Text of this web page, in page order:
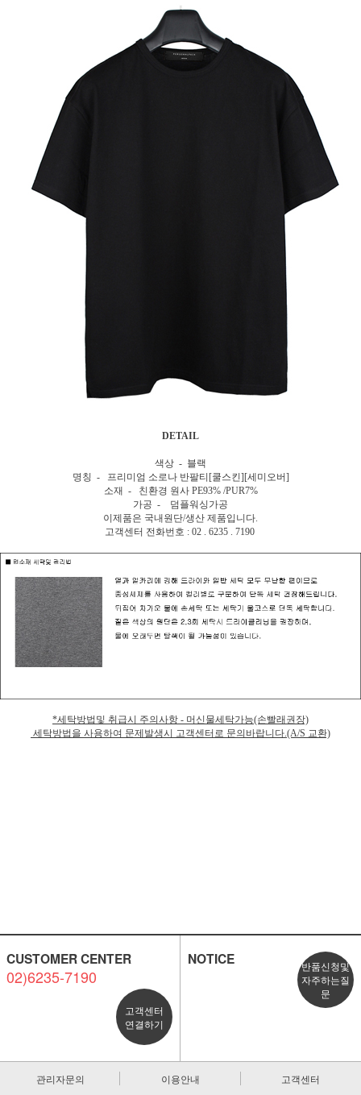
DETAIL
색상 - 블랙
명칭 - 프리미엄 소로나 반팔티[쿨스킨][세미오버]
소재 - 친환경 원사 PE93% /PUR7%
가공 - 덤플워싱가공
이제품은 국내원단/생산 제품입니다.
고객센터 전화번호 : 02 . 6235 . 7190
*세탁방법및 취급시 주의사항 - 머신물세탁가능(손빨래권장)
세탁방법을 사용하여 문제발생시 고객센터로 문의바랍니다.(A/S 교환)
CUSTOMER CENTER
02)6235-7190
고객센터
연결하기
NOTICE
반품신청및
자주하는질
문
관리자문의 이용안내 고객센터